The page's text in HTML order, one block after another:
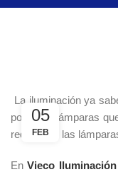
05
FEB
La iluminación ya
poner las lámparas
reducido y las
EnVieco Iluminación